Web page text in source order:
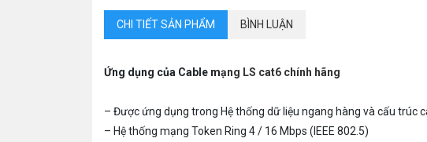
CHI TIẾT SẢN PHẨM BÌNH LUẬN
Ứng dụng của Cable mạng LS cat6 chính hãng
– Được ứng dụng trong Hệ thống dữ liệu ngang hàng và cấu trúc
– Hệ thống mạng Token Ring 4 / 16 Mbps (IEEE 802.5)